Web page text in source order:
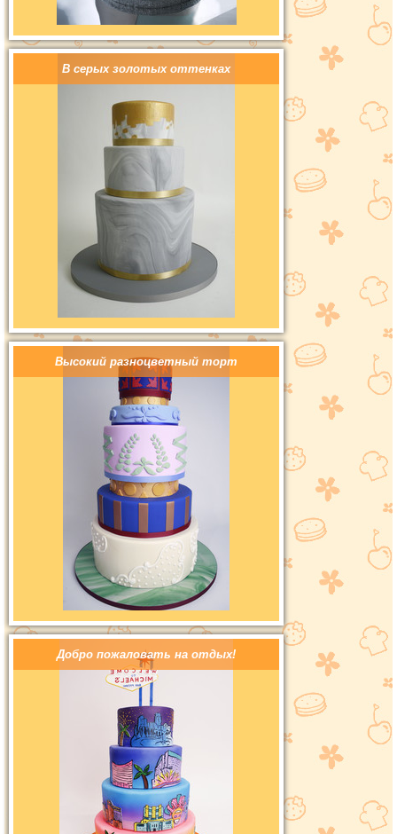
В серых золотых оттенках
Высокий разноцветный торт
Добро пожаловать на отдых!